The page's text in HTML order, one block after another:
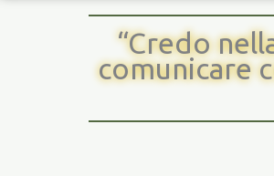
“Credo
comunicare